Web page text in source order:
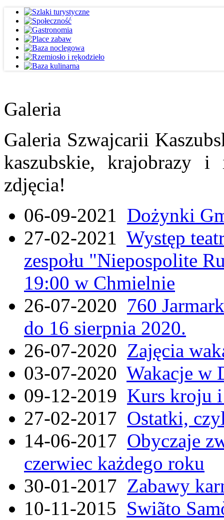
Galeria
Galeria Szwajcarii
kaszubskie, krajobrazy
zdjęcia!
06-09-2021 Dożynki
27-02-2021 Występ
zespołu "Niepospolite
19:00 w Chmielnie
26-07-2020 760
do 16 sierpnia 2020.
26-07-2020 Zajęcia
03-07-2020 Wakacje w
09-12-2019 Kurs kroju i
27-02-2017 Ostatki,
14-06-2017 Obyczaje
czerwiec każdego roku
30-01-2017 Zabawy
10-11-2015 Swiãto